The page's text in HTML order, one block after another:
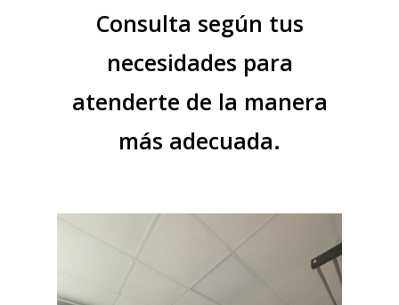
Consulta según tus
necesidades para
atenderte de la manera
más adecuada.